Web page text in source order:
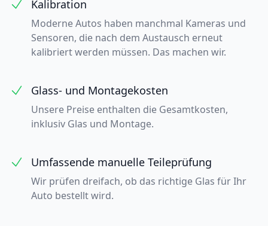
Kalibration
Moderne Autos haben manchmal Kameras und
Sensoren, die nach dem Austausch erneut
kalibriert werden müssen. Das machen wir.
Glass- und Montagekosten
Unsere Preise enthalten die Gesamtkosten,
inklusiv Glas und Montage.
Umfassende manuelle Teileprüfung
Wir prüfen dreifach, ob das richtige Glas für Ihr
Auto bestellt wird.